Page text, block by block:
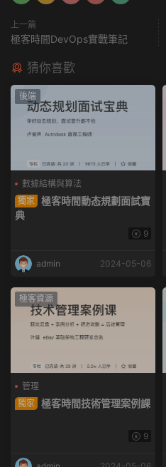
上一篇
極客時間DevOps實戰筆記
猜你喜歡
後端
數據結構與算法
獨家 極客時間動态規劃面試寶
典
9
admin 2024-05-06
極客資源
管理
獨家 極客時間技術管理案例課
9